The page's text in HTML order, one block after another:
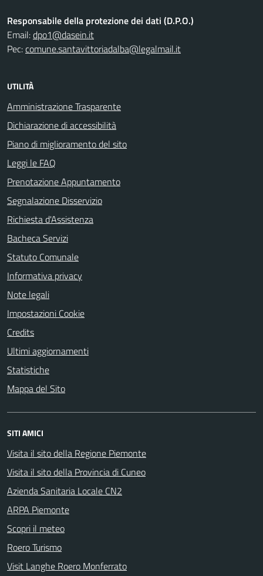
Responsabile della protezione dei dati (D.P.O.)
Email:dpo1@dasein.it
Pec:comune.santavittoriadalba@legalmail.it
UTILITÀ
Amministrazione Trasparente
Dichiarazione di accessibilità
Piano di miglioramento del sito
Leggi le FAQ
Prenotazione Appuntamento
Segnalazione Disservizio
Richiesta d'Assistenza
Bacheca Servizi
Statuto Comunale
Informativa privacy
Note legali
Impostazioni Cookie
Credits
Ultimi aggiornamenti
Statistiche
Mappa del Sito
SITI AMICI
Visita il sito della Regione Piemonte
Visita il sito della Provincia di Cuneo
Azienda Sanitaria Locale CN2
ARPA Piemonte
Scopri il meteo
Roero Turismo
Visit Langhe Roero Monferrato